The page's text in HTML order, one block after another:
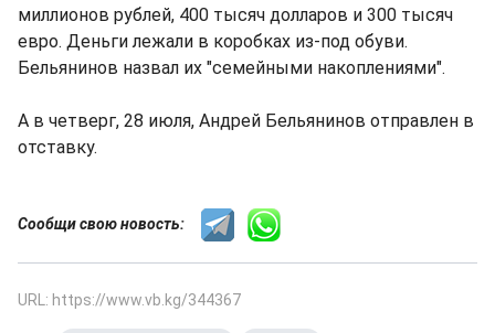
миллионов рублей, 400 тысяч долларов и 300 тысяч
евро. Деньги лежали в коробках из-под обуви.
Бельянинов назвал их "семейными накоплениями".
А в четверг, 28 июля, Андрей Бельянинов отправлен в
отставку.
Сообщи свою новость:
URL: https://www.vb.kg/344367